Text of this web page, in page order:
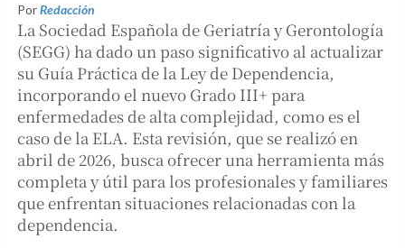
PorRedacción
La Sociedad Española de Geriatría y Gerontología
(SEGG) ha dado un paso significativo al actualizar
su Guía Práctica de la Ley de Dependencia,
incorporando el nuevo Grado III+ para
enfermedades de alta complejidad, como es el
caso de la ELA. Esta revisión, que se realizó en
abril de 2026, busca ofrecer una herramienta más
completa y útil para los profesionales y familiares
que enfrentan situaciones relacionadas con la
dependencia.